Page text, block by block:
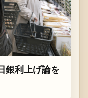
銀利上げ論を